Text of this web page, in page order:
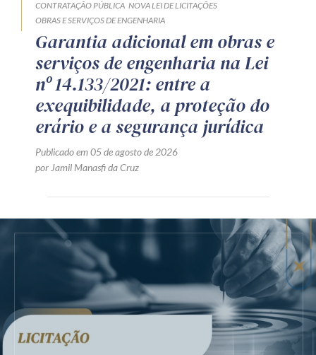
CONTRATAÇÃO PÚBLICA NOVA LEI DE LICITAÇÕES
OBRAS E SERVIÇOS DE ENGENHARIA
Garantia adicional em obras e
serviços de engenharia na Lei
nº 14.133/2021: entre a
exequibilidade, a proteção do
erário e a segurança jurídica
Publicado em 05 de agosto de 2026
por Jamil Manasfi da Cruz